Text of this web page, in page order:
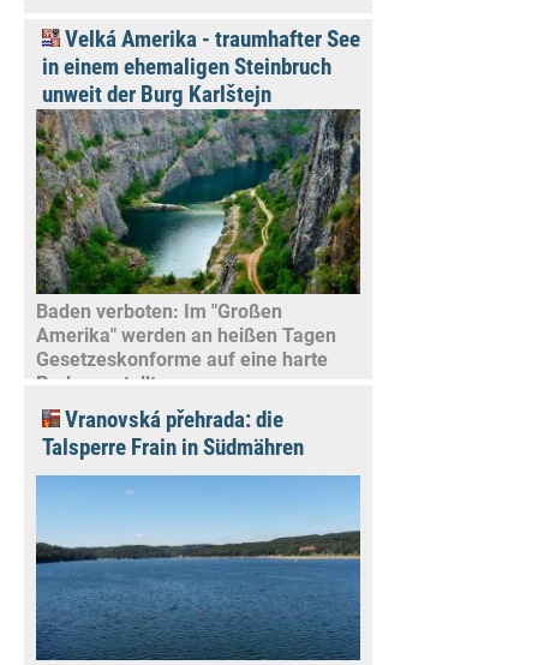
Velká Amerika - traumhafter See
in einem ehemaligen Steinbruch
unweit der Burg Karlštejn
Baden verboten: Im "Großen
Amerika" werden an heißen Tagen
Gesetzeskonforme auf eine harte
Probe gestellt
Vranovská přehrada: die
Talsperre Frain in Südmähren